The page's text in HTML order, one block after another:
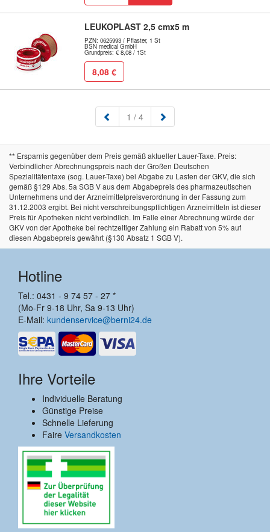
LEUKOPLAST 2,5 cmx5 m
PZN: 0625993 / Pflaster, 1 St
BSN medical GmbH
Grundpreis: € 8,08 / 1St
8,08 €
1 (aktuell)
/ 4
** Ersparnis gegenüber dem Preis gemäß aktueller Lauer-Taxe. Preis:
Verbindlicher Abrechnungspreis nach der Großen Deutschen
Spezialitätentaxe (sog. Lauer-Taxe) bei Abgabe zu Lasten der GKV, die sich
gemäß §129 Abs. 5a SGB V aus dem Abgabepreis des pharmazeutischen
Unternehmens und der Arzneimittelpreisverordnung in der Fassung zum
31.12.2003 ergibt. Bei nicht verschreibungspflichtigen Arzneimitteln ist dieser
Preis für Apotheken nicht verbindlich. Im Falle einer Abrechnung würde der
GKV von der Apotheke bei rechtzeitiger Zahlung ein Rabatt von 5% auf
diesen Abgabepreis gewährt (§130 Absatz 1 SGB V).
Hotline
Tel.: 0431 - 9 74 57 - 27 *
(Mo-Fr 9-18 Uhr, Sa 9-13 Uhr)
E-Mail: kundenservice@berni24.de
Ihre Vorteile
Individuelle Beratung
Günstige Preise
Schnelle Lieferung
Faire Versandkosten